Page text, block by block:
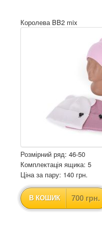
Королева BB2 mix
Розмірний ряд: 46-50
Комплектація ящика: 5
Ціна за пару: 140 грн.
В КОШИК 700 грн.